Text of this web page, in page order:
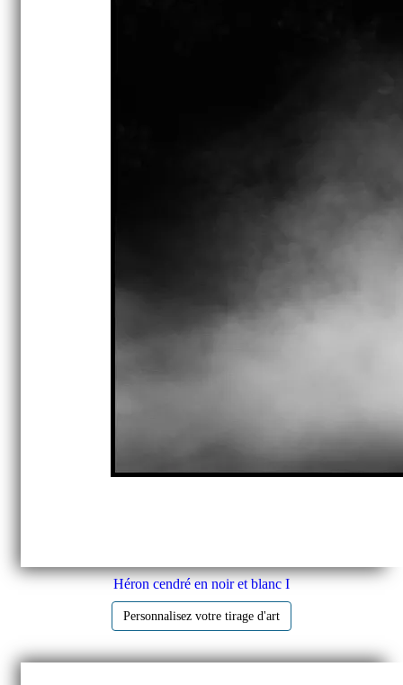
Héron cendré en noir et blanc I
Personnalisez votre tirage d'art